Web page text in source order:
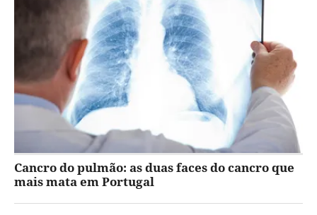
Cancro do pulmão: as duas faces do cancro que
mais mata em Portugal